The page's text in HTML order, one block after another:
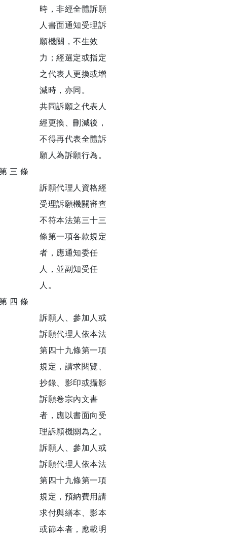
時，非經全體訴願
人書面通知受理訴
願機關，不生效
力；經選定或指定
之代表人更換或增
減時，亦同。
共同訴願之代表人
經更換、刪減後，
不得再代表全體訴
願人為訴願行為。
三 條
訴願代理人資格經
受理訴願機關審查
不符本法第三十三
條第一項各款規定
者，應通知委任
人，並副知受任
人。
四 條
訴願人、參加人或
訴願代理人依本法
第四十九條第一項
規定，請求閱覽、
抄錄、影印或攝影
訴願卷宗內文書
者，應以書面向受
理訴願機關為之。
訴願人、參加人或
訴願代理人依本法
第四十九條第一項
規定，預納費用請
求付與繕本、影本
或節本者，應載明